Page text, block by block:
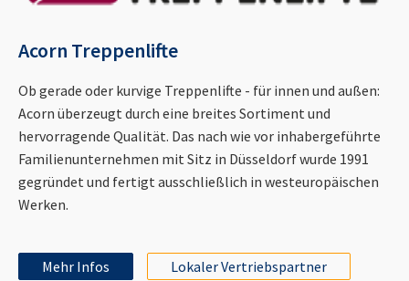
Acorn Treppenlifte
Ob gerade oder kurvige Treppenlifte - für innen und außen:
Acorn überzeugt durch eine breites Sortiment und
hervorragende Qualität. Das nach wie vor inhabergeführte
Familienunternehmen mit Sitz in Düsseldorf wurde 1991
gegründet und fertigt ausschließlich in westeuropäischen
Werken.
Mehr Infos Lokaler Vertriebspartner